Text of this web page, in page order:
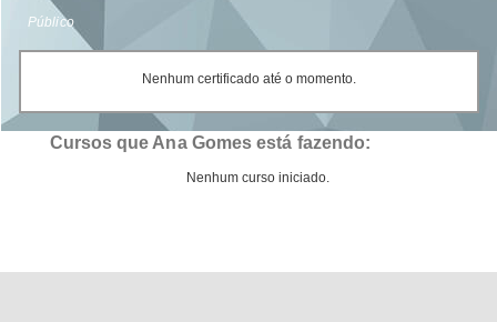
Público
Nenhum certificado até o momento.
Cursos que Ana Gomes está fazendo:
Nenhum curso iniciado.